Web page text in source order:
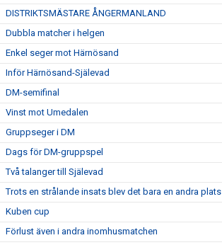
DISTRIKTSMÄSTARE ÅNGERMANLAND
Dubbla matcher i helgen
Enkel seger mot Härnösand
Inför Härnösand-Själevad
DM-semifinal
Vinst mot Umedalen
Gruppseger i DM
Dags för DM-gruppspel
Två talanger till Själevad
Trots en strålande insats blev det bara en andra plats
Kuben cup
Förlust även i andra inomhusmatchen